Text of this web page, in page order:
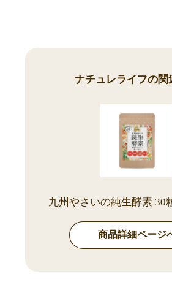
ナチュレライフの関
九州やさいの純生酵素 30
商品詳細ページ